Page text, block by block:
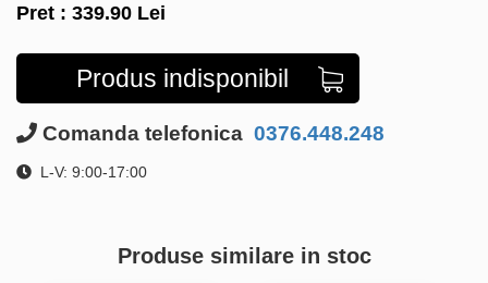
Pret : 339.90 Lei
Produs indisponibil
Comanda telefonica 0376.448.248
L-V: 9:00-17:00
Produse similare in stoc